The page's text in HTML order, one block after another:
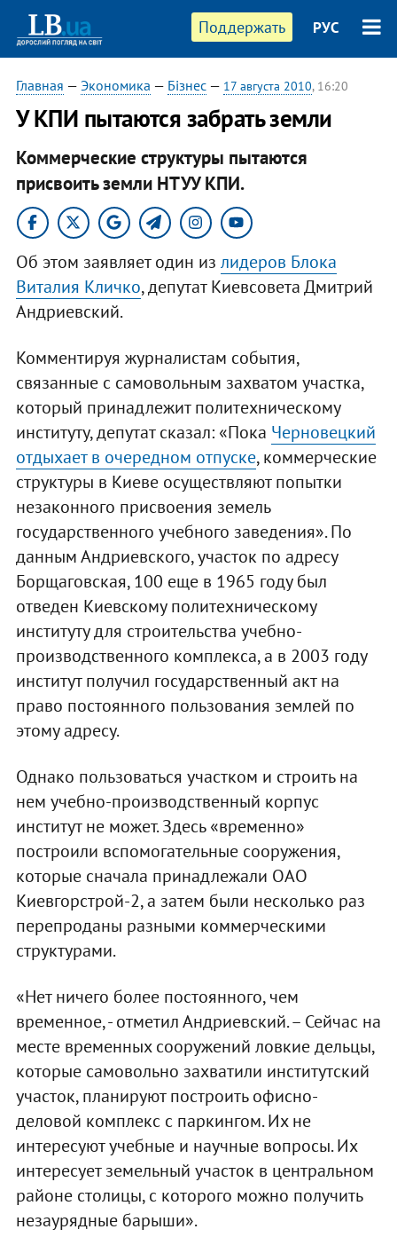
Поддержать РУС
Главная — Экономика — Бізнес— 17 августа 2010, 16:20
У КПИ пытаются забрать земли
Коммерческие структуры пытаются
присвоить земли НТУУ КПИ.​
Об этом заявляет один из лидеров Блока
Виталия Кличко, депутат Киевсовета Дмитрий
Андриевский.
Комментируя журналистам события,
связанные с самовольным захватом участка,
который принадлежит политехническому
институту, депутат сказал: «Пока Черновецкий
отдыхает в очередном отпуске, коммерческие
структуры в Киеве осуществляют попытки
незаконного присвоения земель
государственного учебного заведения». По
данным Андриевского, участок по адресу
Борщаговская, 100 еще в 1965 году был
отведен Киевскому политехническому
институту для строительства учебно-
производственного комплекса, а в 2003 году
институт получил государственный акт на
право постоянного пользования землей по
этому адресу.
Однако пользоваться участком и строить на
нем учебно-производственный корпус
институт не может. Здесь «временно»
построили вспомогательные сооружения,
которые сначала принадлежали ОАО
Киевгорстрой-2, а затем были несколько раз
перепроданы разными коммерческими
структурами.
«Нет ничего более постоянного, чем
временное, - отметил Андриевский. – Сейчас на
месте временных сооружений ловкие дельцы,
которые самовольно захватили институтский
участок, планируют построить офисно-
деловой комплекс с паркингом. Их не
интересуют учебные и научные вопросы. Их
интересует земельный участок в центральном
районе столицы, с которого можно получить
незаурядные барыши».